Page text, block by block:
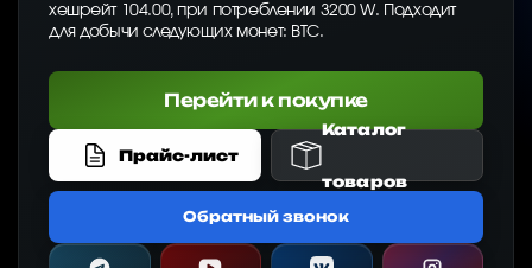
хешрейт 104.00, при потреблении 3200 W. Подходит
для добычи следующих монет: BTC.
Перейти к покупке
Прайс-лист
Каталог
товаров
Обратный звонок